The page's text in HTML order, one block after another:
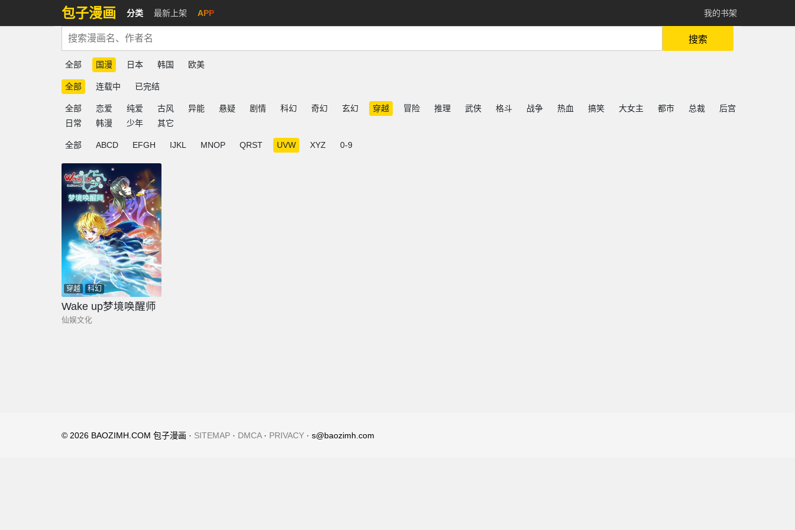
包子漫画 分类 最新上架 APP 我的书架
搜索
全部 国漫 日本 韩国 欧美
全部 连载中 已完结
全部 恋爱 纯爱 古风 异能 悬疑 剧情 科幻 奇幻 玄幻 穿越 冒险 推理 武侠 格斗 战争 热血 搞笑 大女主 都市 总裁
后宫
日常
韩漫 少年 其它
全部 ABCD EFGH IJKL MNOP QRST UVW XYZ 0-9
穿越 科幻
Wake up梦境唤醒师
仙娱文化
© 2026 BAOZIMH.COM 包子漫画 · SITEMAP · DMCA· PRIVACY · s@baozimh.com